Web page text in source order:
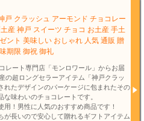
戸 クラッシュ アーモンド チョコレー
産 神戸 スイーツ チョコ お土産 手土
ント 美味しい おしゃれ 人気 通販 贈
期限 御祝 御礼
レート専門店「モンロワール」からお届
の超ロングセラーアイテム「神戸クラッ
れたデザインのパーケージに包まれたその
味わいのチョコレートです。
！男性に人気のおすすめ商品です！
が長いので安心して贈れるギフトアイテム